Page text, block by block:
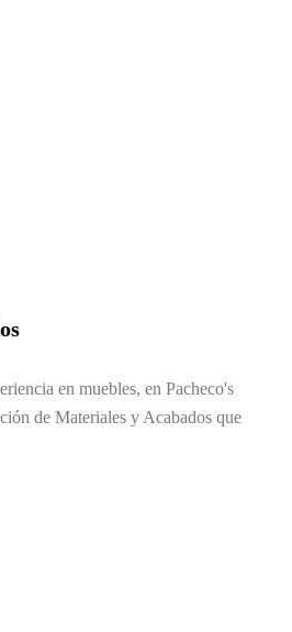
en muebles, en Pacheco's
de Materiales y Acabados que